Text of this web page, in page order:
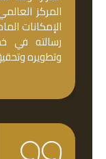
المركز
الإمكانات
رسالته في
وتطويره